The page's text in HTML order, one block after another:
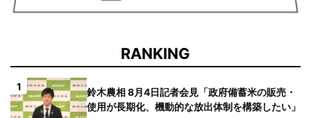
RANKING
1
鈴木農相 8月4日記者会見「政府備蓄米の販売・
使用が長期化、機動的な放出体制を構築したい」